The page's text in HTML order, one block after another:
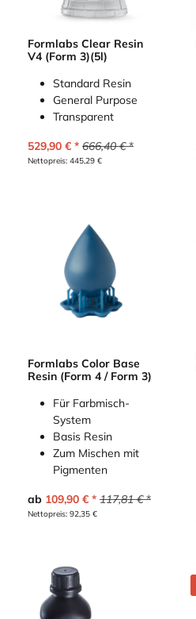
Formlabs Clear Resin
V4 (Form 3)(5l)
Standard Resin
General Purpose
Transparent
529,90 € 666,40€
Nettopreis: 445,29 €
Formlabs Color Base
Resin (Form 4 / Form 3)
Für Farbmisch-
System
Basis Resin
Zum Mischen mit
Pigmenten
ab 109,90 € 117,81€
Nettopreis: 92,35 €